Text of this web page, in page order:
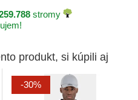
stromy
produkt, si kúpili aj
-30%